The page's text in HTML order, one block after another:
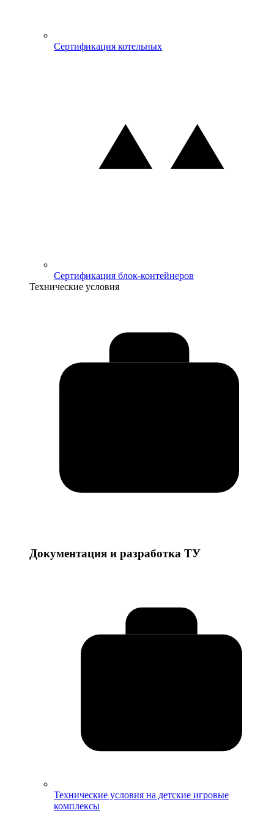
Сертификация котельных
Сертификация блок-контейнеров
Технические условия
Документация и разработка ТУ
Технические условия на детские игровые
комплексы